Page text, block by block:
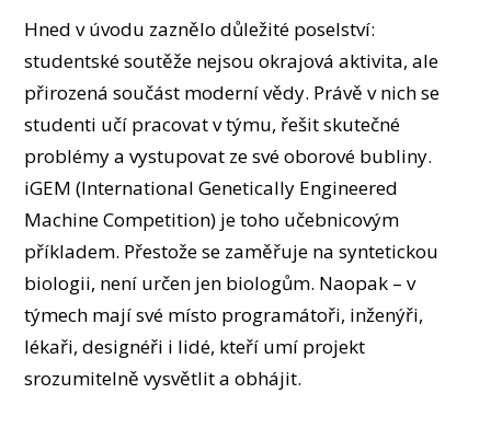
Hned v úvodu zaznělo důležité poselství:
studentské soutěže nejsou okrajová aktivita, ale
přirozená součást moderní vědy. Právě v nich se
studenti učí pracovat v týmu, řešit skutečné
problémy a vystupovat ze své oborové bubliny.
iGEM (International Genetically Engineered
Machine Competition) je toho učebnicovým
příkladem. Přestože se zaměřuje na syntetickou
biologii, není určen jen biologům. Naopak – v
týmech mají své místo programátoři, inženýři,
lékaři, designéři i lidé, kteří umí projekt
srozumitelně vysvětlit a obhájit.